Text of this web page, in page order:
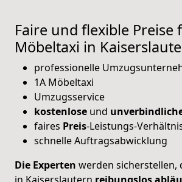
Faire und flexible Preise
Möbeltaxi in
professionelle
1A Möbeltaxi
Umzugsservice
kostenlose und
faires Preis-Leistungs-
schnelle Auftragsabwicklung
Die Experten werden sicherstellen,